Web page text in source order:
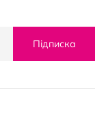
Підписка